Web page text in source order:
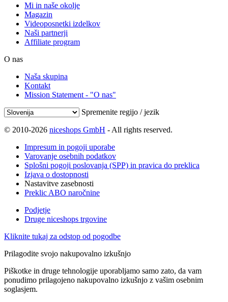
Mi in naše okolje
Magazin
Videoposnetki izdelkov
Naši partnerji
Affiliate program
O nas
Naša skupina
Kontakt
Mission Statement - "O nas"
Spremenite regijo / jezik
© 2010-2026 niceshops GmbH - All rights reserved.
Impresum in pogoji uporabe
Varovanje osebnih podatkov
Splošni pogoji poslovanja (SPP) in pravica do preklica
Izjava o dostopnosti
Nastavitve zasebnosti
Preklic ABO naročnine
Podjetje
Druge niceshops trgovine
Kliknite tukaj za odstop od pogodbe
Prilagodite svojo nakupovalno izkušnjo
Piškotke in druge tehnologije uporabljamo samo zato, da vam
ponudimo prilagojeno nakupovalno izkušnjo z vašim osebnim
soglasjem.